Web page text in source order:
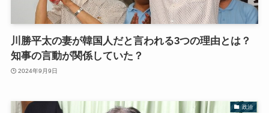
川勝平太の妻が韓国人だと言われる3つの理由とは？
知事の言動が関係していた？
2024年9月9日
政治